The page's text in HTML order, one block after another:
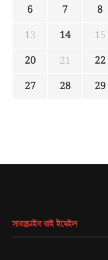
6
7 8
13
14 15
20
21 22
27
28 29
সাবস্ক্রাইব বাই ইমেইল